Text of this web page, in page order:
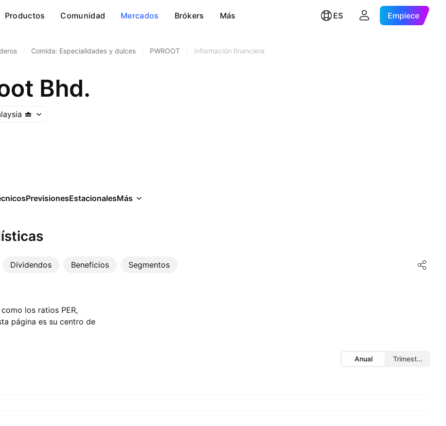
Productos Comunidad Mercados Brókers Más ES Empiece
Comida: Especialidades y dulces PWROOT Información financiera
Bhd.
PrevisionesEstacionalesMás
Dividendos Beneficios Segmentos
los ratios PER,
página es su centro de
Anual Trimestral